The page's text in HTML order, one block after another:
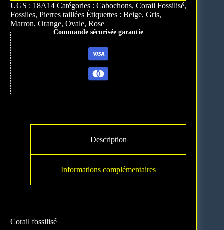
A
l
t
e
r
n
a
t
i
v
e
UGS : 18A14 Catégories : Cabochons, Corail Fossilisé,
Fossiles, Pierres taillées Étiquettes : Beige, Gris,
Marron, Orange, Ovale, Rose
Commande sécurisée garantie
Description
Informations complémentaires
Corail fossilisé